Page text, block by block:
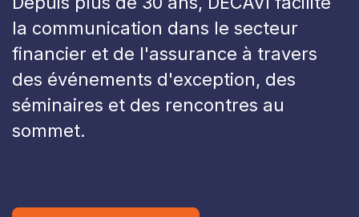
la communication dans le secteur
financier et de l'assurance à travers
des événements d'exception, des
séminaires et des rencontres au
sommet.